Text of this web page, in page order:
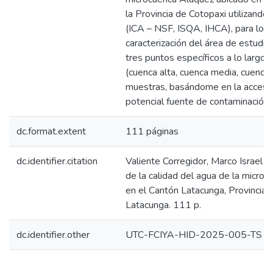
la Provincia de Cotopaxi
(ICA – NSF, ISQA, IHCA), para lo
caracterización del área de
tres puntos específicos a lo largo
(cuenca alta, cuenca media,
muestras, basándome en la
potencial fuente de contaminación.
dc.format.extent 111 páginas
dc.identifier.citation
Valiente Corregidor, Marco Israel
de la calidad del agua de la
en el Cantón Latacunga, Provincia
Latacunga. 111 p.
dc.identifier.other UTC-FCIYA-HID-2025-005-TS